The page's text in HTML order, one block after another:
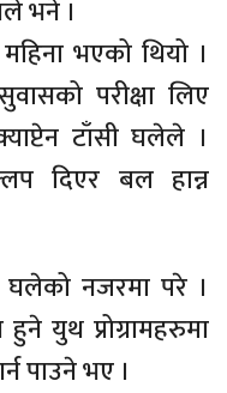
भने ।
भएको थियो ।
परीक्षा लिए
टाँसी घलेले ।
दिएर बल हान्न
नजरमा परे ।
युथ प्रोग्रामहरुमा
पाउने भए ।